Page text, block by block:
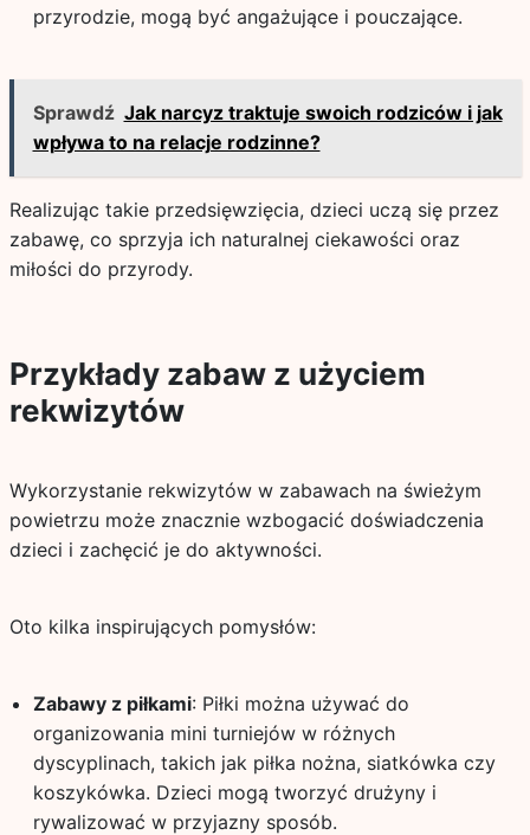
przyrodzie, mogą być angażujące i pouczające.
Sprawdź Jak narcyz traktuje swoich rodziców i jak
wpływa to na relacje rodzinne?
Realizując takie przedsięwzięcia, dzieci uczą się przez
zabawę, co sprzyja ich naturalnej ciekawości oraz
miłości do przyrody.
Przykłady zabaw z użyciem
rekwizytów
Wykorzystanie rekwizytów w zabawach na świeżym
powietrzu może znacznie wzbogacić doświadczenia
dzieci i zachęcić je do aktywności.
Oto kilka inspirujących pomysłów:
Zabawy z piłkami: Piłki można używać do
organizowania mini turniejów w różnych
dyscyplinach, takich jak piłka nożna, siatkówka czy
koszykówka. Dzieci mogą tworzyć drużyny i
rywalizować w przyjazny sposób.